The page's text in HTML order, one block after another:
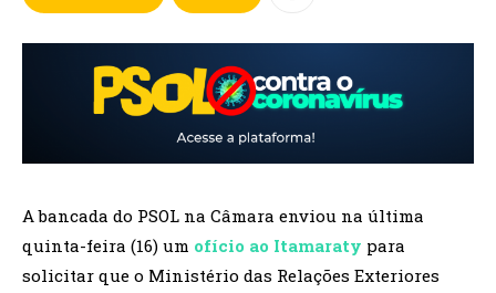
A bancada do PSOL na Câmara enviou na última
quinta-feira (16) um ofício ao Itamaraty para
solicitar que o Ministério das Relações Exteriores